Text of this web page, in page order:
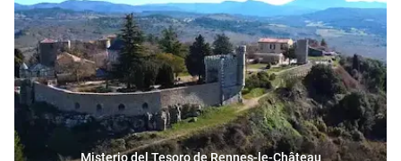
Misterio del Tesoro de Rennes-le-Château